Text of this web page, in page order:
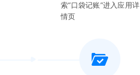
索“口袋记账”进入应用详
情页